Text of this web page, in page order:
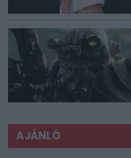
AJÁNLÓ